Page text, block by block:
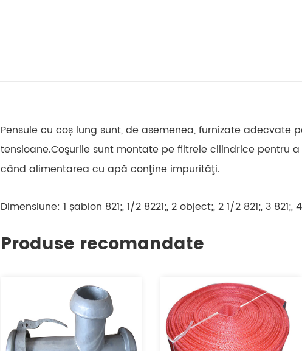
Pensule cu coș lung sunt, de asemenea, furnizate adecvate
tensioane.Coşurile sunt montate pe filtrele cilindrice pentru
când alimentarea cu apă conţine impurităţi.
Dimensiune: 1 șablon 821;, 1/2 8221;, 2 object;, 2 1/2 821;, 3 821;, 4
Produse recomandate